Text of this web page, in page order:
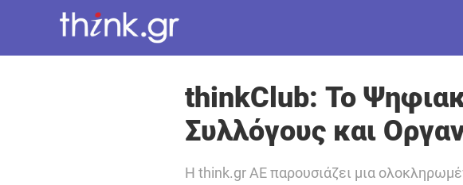
thinkClub: Το
Συλλόγους και
Η think.gr AE παρουσιάζει μια